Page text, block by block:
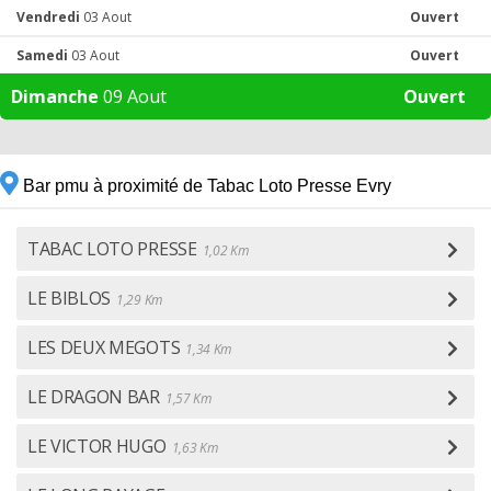
Vendredi 03 Aout Ouvert
Samedi 03 Aout Ouvert
Dimanche 09 Aout Ouvert
Bar pmu à proximité de Tabac Loto Presse Evry
TABAC LOTO PRESSE 1,02 Km
LE BIBLOS 1,29 Km
LES DEUX MEGOTS 1,34 Km
LE DRAGON BAR 1,57 Km
LE VICTOR HUGO 1,63 Km